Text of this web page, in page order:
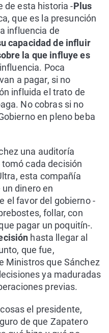
de esta historia -Plus
que es la presunción
influencia de
capacidad de influir
la que influye es
Poca
a pagar, si no
influida el trato de
No cobras si no
en pleno beba
una auditoría
cada decisión
esta compañía
dinero en
el favor del gobierno -
follar, con
pagar un poquitín-.
hasta llegar al
que fue,
Ministros que Sánchez
ya maduradas
previas.
el presidente,
de que Zapatero